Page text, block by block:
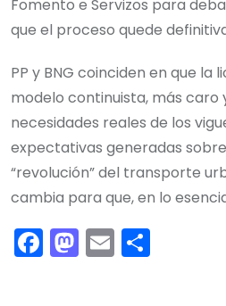
Fomento e Servizos para
que el proceso quede
PP y BNG coinciden en que la
modelo continuista, más caro
necesidades reales de los
expectativas generadas
“revolución” del transporte
cambia para que, en lo
F
a
M
a
E
m